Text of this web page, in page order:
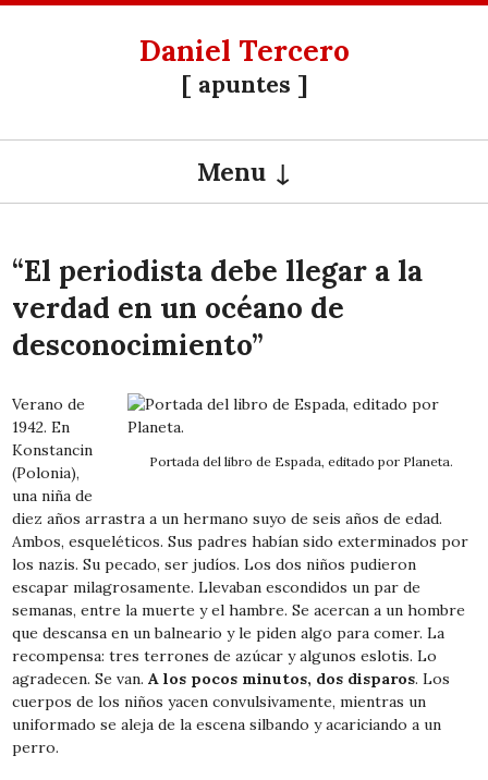
Daniel Tercero
[ apuntes ]
Menu
“El periodista debe llegar a la
verdad en un océano de
desconocimiento”
Portada del libro de Espada, editado por Planeta.
Verano de
1942. En
Konstancin
(Polonia),
una niña de
diez años arrastra a un hermano suyo de seis años de edad.
Ambos, esqueléticos. Sus padres habían sido exterminados por
los nazis. Su pecado, ser judíos. Los dos niños pudieron
escapar milagrosamente. Llevaban escondidos un par de
semanas, entre la muerte y el hambre. Se acercan a un hombre
que descansa en un balneario y le piden algo para comer. La
recompensa: tres terrones de azúcar y algunos eslotis. Lo
agradecen. Se van.A los pocos minutos, dos disparos. Los
cuerpos de los niños yacen convulsivamente, mientras un
uniformado se aleja de la escena silbando y acariciando a un
perro.